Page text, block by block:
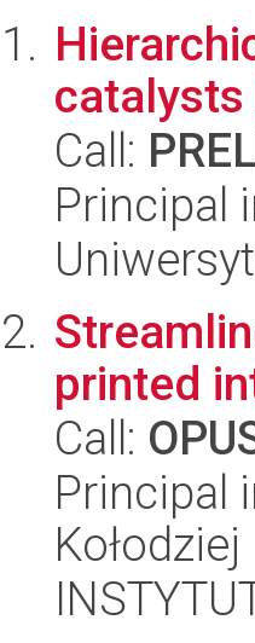
catalysts
Call:
Principal
printed
Call:
Principal
Kołodziej